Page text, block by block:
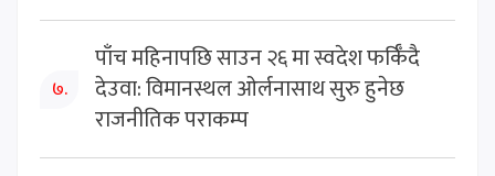
७.
पाँच महिनापछि साउन २६ मा स्वदेश फर्किँदै
देउवा: विमानस्थल ओर्लनासाथ सुरु हुनेछ
राजनीतिक पराकम्प